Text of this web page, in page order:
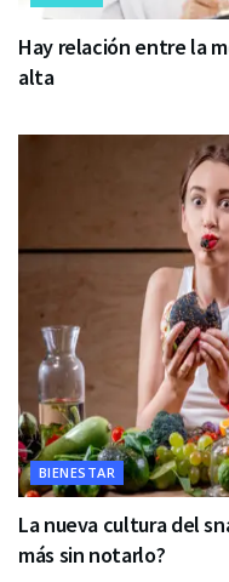
Hay relación entre la
alta
BIENESTAR
La nueva cultura del
más sin notarlo?